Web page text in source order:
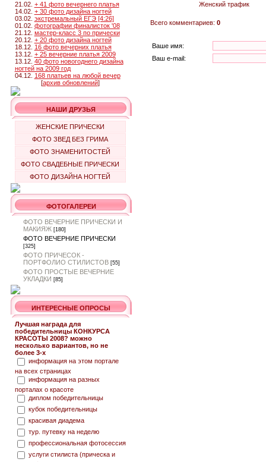
21.02. + 41 фото вечернего платья
14.02. + 30 фото дизайна ногтей
03.02. экстремальный ЕГЭ [4:26]
01.02. фотографии финалисток '08
21.12. мастер-класс 3 по прически
20.12. + 20 фото дизайна ногтей
18.12. 16 фото вечерних платья
13.12. + 25 вечерние платья 2009
13.12. 40 фото новогоднего дизайна
ногтей на 2009 год
04.12. 168 платьев на любой вечер
[архив обновлений]
НАШИ ДРУЗЬЯ
ЖЕНСКИЕ ПРИЧЕСКИ
ФОТО ЗВЕД БЕЗ ГРИМА
ФОТО ЗНАМЕНИТОСТЕЙ
ФОТО СВАДЕБНЫЕ ПРИЧЕСКИ
ФОТО ДИЗАЙНА НОГТЕЙ
ФОТОГАЛЕРЕИ
ФОТО ВЕЧЕРНИЕ ПРИЧЕСКИ И
МАКИЯЖ [180]
ФОТО ВЕЧЕРНИЕ ПРИЧЕСКИ
[325]
ФОТО ПРИЧЕСОК -
ПОРТФОЛИО СТИЛИСТОВ [55]
ФОТО ПРОСТЫЕ ВЕЧЕРНИЕ
УКЛАДКИ [85]
ИНТЕРЕСНЫЕ ОПРОСЫ
Лучшая награда для
победительницы КОНКУРСА
КРАСОТЫ 2008? можно
несколько вариантов, но не
более 3-х
информация на этом портале
на всех страницах
информация на разных
порталах о красоте
диплом победительницы
кубок победительницы
красивая диадема
тур. путевку на неделю
профессиональная фотосессия
услуги стилиста (прическа и
Женский трафик
Всего комментариев: 0
Ваше имя:
Ваш e-mail: